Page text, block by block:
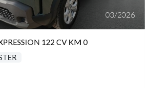
03/2026
122 CV KM 0